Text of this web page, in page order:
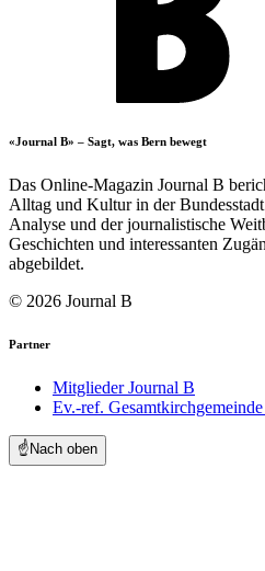
«Journal B» – Sagt, was Bern bewegt
Das Online-Magazin Journal B
Alltag und Kultur in der
Analyse und der journalistische
Geschichten und interessanten
abgebildet.
© 2026 Journal B
Partner
Mitglieder Journal B
Ev.-ref.
☝️ Nach oben